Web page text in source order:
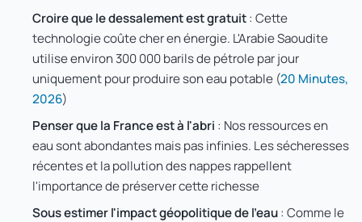
Croire que le dessalement est gratuit: Cette
technologie coûte cher en énergie. L'Arabie Saoudite
utilise environ 300 000 barils de pétrole par jour
uniquement pour produire son eau potable (20 Minutes,
2026)
Penser que la France est à l'abri : Nos ressources en
eau sont abondantes mais pas infinies. Les sécheresses
récentes et la pollution des nappes rappellent
l'importance de préserver cette richesse
Sous estimer l'impact géopolitique de l'eau: Comme le